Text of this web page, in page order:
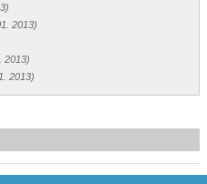
2013)
2013)
2013)